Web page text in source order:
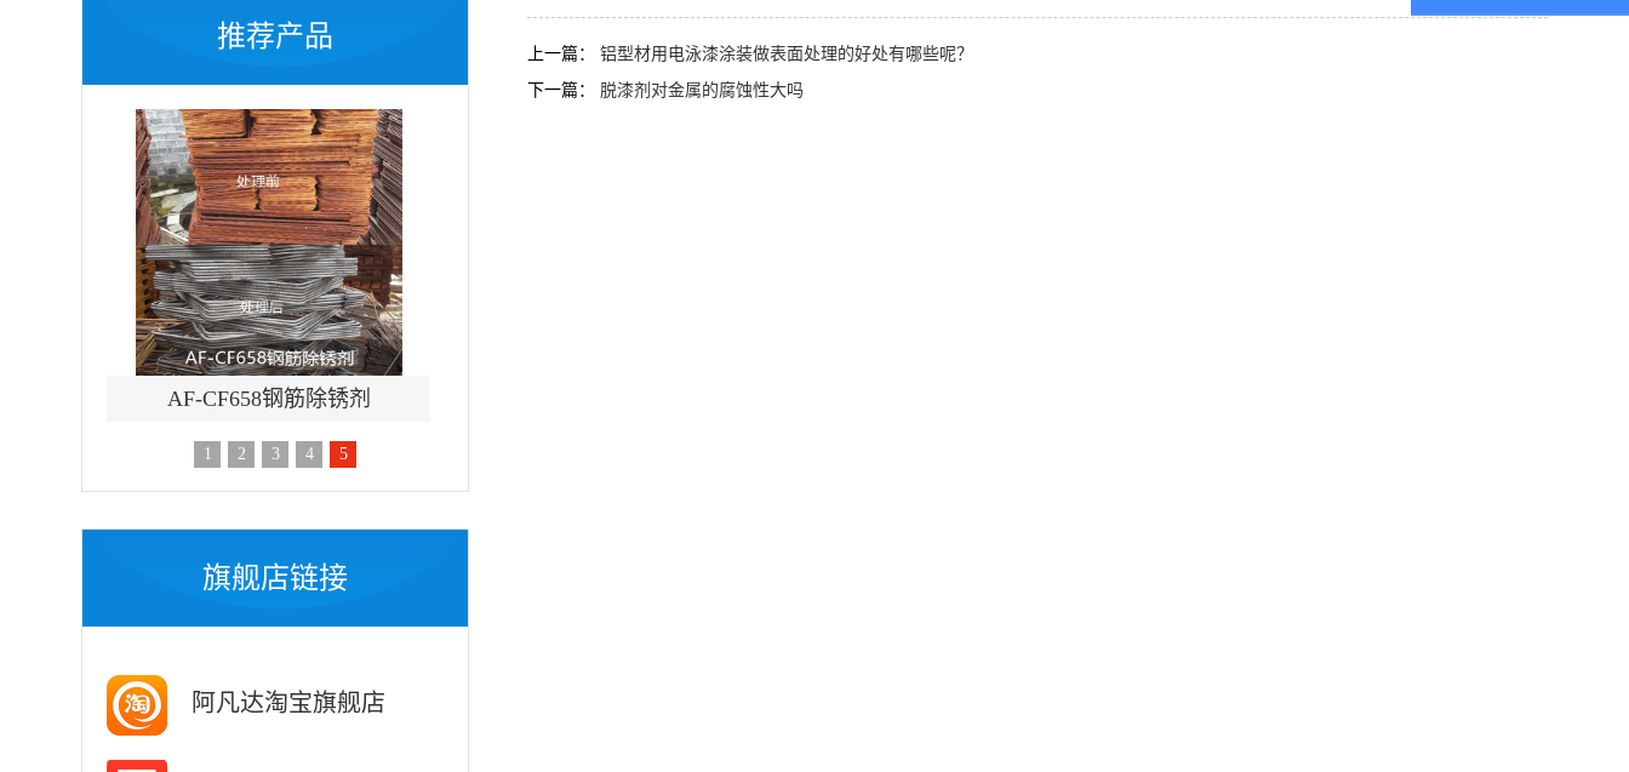
推荐产品
AF-TQ611塑粉脱除剂（常温）
1 2 3 4 5
旗舰店链接
阿凡达淘宝旗舰店
上一篇： 铝型材用电泳漆涂装做表面处理的好处有哪些呢？
下一篇： 脱漆剂对金属的腐蚀性大吗